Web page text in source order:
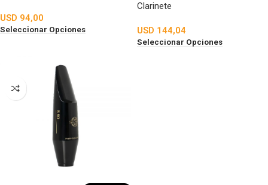
USD 94,00
Seleccionar Opciones
Clarinete
USD 144,04
Seleccionar Opciones